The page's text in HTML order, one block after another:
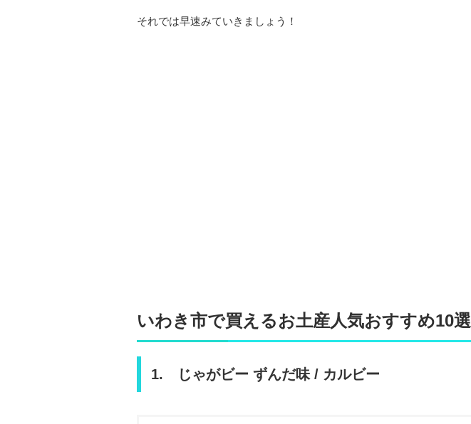
それでは早速みていきましょう！
いわき市で買えるお土産人気おすすめ10選
1. じゃがビー ずんだ味 / カルビー